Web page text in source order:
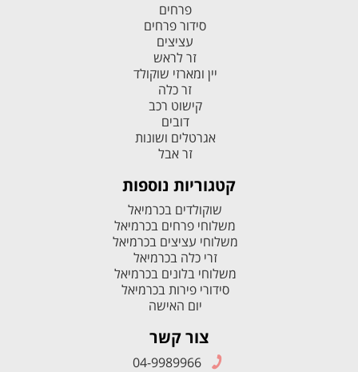
פרחים
סידור פרחים
עציצים
זר לראש
יין ומארזי שוקולד
זר כלה
קישוט רכב
דובים
אגרטלים ושונות
זר אבל
קטגוריות נוספות
שוקולדים בכרמיאל
משלוחי פרחים בכרמיאל
משלוחי עציצים בכרמיאל
זרי כלה בכרמיאל
משלוחי בלונים בכרמיאל
סידורי פירות בכרמיאל
יום האישה
צור קשר
04-9989966